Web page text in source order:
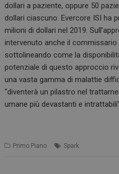
dollari a paziente, oppure 50
dollari ciascuno. Evercore ISI ha
milioni di dollari nel 2019.
intervenuto anche il commissario
sottolineando come la
potenziale di questo approccio
una vasta gamma di malattie
“diventerà un pilastro nel
umane più devastanti e intrattabili”.
Primo Piano Spark